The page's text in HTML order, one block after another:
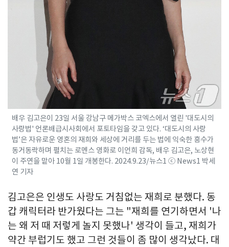
배우 김고은이 23일 서울 강남구 메가박스 코엑스에서 열린 '대도시의
사랑법' 언론배급시사회에서 포토타임을 갖고 있다. ‘대도시의 사랑
법’은 자유로운 영혼의 재희와 세상에 거리를 두는 법에 익숙한 흥수가
동거동락하며 펼치는 로멘스 영화로 이언희 감독, 배우 김고은, 노상현
이 주연을 맡아 10월 1일 개봉한다. 2024.9.23/뉴스1 ⓒ News1 박세
연 기자
김고은은 인생도 사랑도 거침없는 재희로 분했다. 동
갑 캐릭터라 반가웠다는 그는 "재희를 연기하면서 '나
는 왜 저 때 저렇게 놀지 못했나' 생각이 들고, 재희가
약간 부럽기도 했고 그런 것들이 좀 많이 생각났다. 대